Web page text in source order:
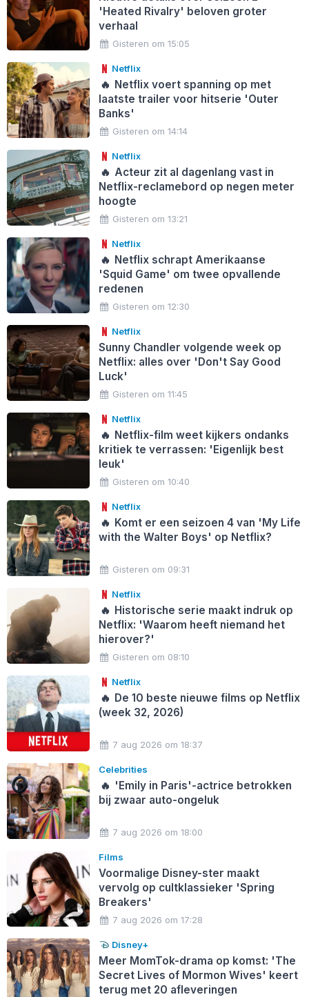
'Heated Rivalry' beloven groter
verhaal
Gisteren om 15:05
Netflix
🔥 Netflix voert spanning op met
laatste trailer voor hitserie 'Outer
Banks'
Gisteren om 14:14
Netflix
🔥 Acteur zit al dagenlang vast in
Netflix-reclamebord op negen meter
hoogte
Gisteren om 13:21
Netflix
🔥 Netflix schrapt Amerikaanse
'Squid Game' om twee opvallende
redenen
Gisteren om 12:30
Netflix
Sunny Chandler volgende week op
Netflix: alles over 'Don't Say Good
Luck'
Gisteren om 11:45
Netflix
🔥 Netflix-film weet kijkers ondanks
kritiek te verrassen: 'Eigenlijk best
leuk'
Gisteren om 10:40
Netflix
🔥 Komt er een seizoen 4 van 'My Life
with the Walter Boys' op Netflix?
Gisteren om 09:31
Netflix
🔥 Historische serie maakt indruk op
Netflix: 'Waarom heeft niemand het
hierover?'
Gisteren om 08:10
Netflix
🔥 De 10 beste nieuwe films op Netflix
(week 32, 2026)
7 aug 2026 om 18:37
Celebrities
🔥 'Emily in Paris'-actrice betrokken
bij zwaar auto-ongeluk
7 aug 2026 om 18:00
Films
Voormalige Disney-ster maakt
vervolg op cultklassieker 'Spring
Breakers'
7 aug 2026 om 17:28
Disney+
Meer MomTok-drama op komst: 'The
Secret Lives of Mormon Wives' keert
terug met 20 afleveringen